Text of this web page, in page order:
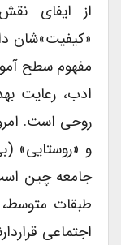
از ایفای
مفهوم سطح
ادب، رعایت
روحی است.
و «روستایی»
جامعه چین
طبقات متوسط،
اجتماعی